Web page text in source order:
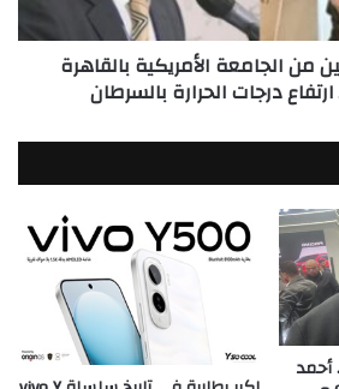
من الجامعة الأمريكية بالقاهرة
درجات الحرارة بالسرطان
أحمد